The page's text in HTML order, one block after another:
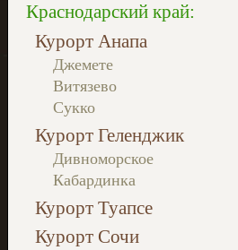
Краснодарский край:
Курорт Анапа
Джемете
Витязево
Сукко
Курорт Геленджик
Дивноморское
Кабардинка
Курорт Туапсе
Курорт Сочи